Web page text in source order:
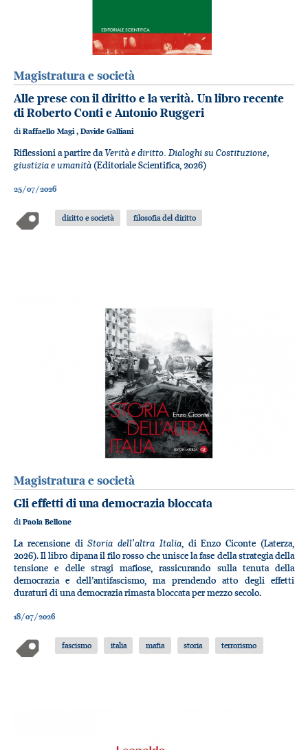
Magistratura e società
Alle prese con il diritto e la verità. Un libro recente
di Roberto Conti e Antonio Ruggeri
diRaffaello Magi, Davide Galliani
Riflessioni a partire daVerità e diritto. Dialoghi su Costituzione,
giustizia e umanità(Editoriale Scientifica, 2026)
25/07/2026
diritto e società filosofia del diritto
Magistratura e società
Gli effetti di una democrazia bloccata
diPaola Bellone
La recensione diStoria dell’altra Italia, di Enzo Ciconte (Laterza,
2026). Il libro dipana il filo rosso che unisce la fase della strategia della
tensione e delle stragi mafiose, rassicurando sulla tenuta della
democrazia e dell’antifascismo, ma prendendo atto degli effetti
duraturi di una democrazia rimasta bloccata per mezzo secolo.
18/07/2026
fascismo italia mafia storia terrorismo